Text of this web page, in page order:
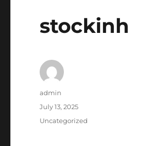
stockinh
Author
admin
Posted
July 13, 2025
Categories
Uncategorized